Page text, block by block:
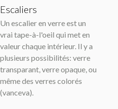
Escaliers
Un escalier en verre est un
vrai tape-à-l'oeil qui met en
valeur chaque intérieur. Il y a
plusieurs possibilités: verre
transparant, verre opaque, ou
même des verres colorés
(vanceva).